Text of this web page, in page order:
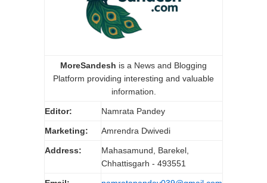
MoreSandesh is a News and Blogging
Platform providing interesting and valuable
information.
Editor: Namrata Pandey
Marketing: Amrendra Dwivedi
Address:
Mahasamund, Barekel,
Chhattisgarh - 493551